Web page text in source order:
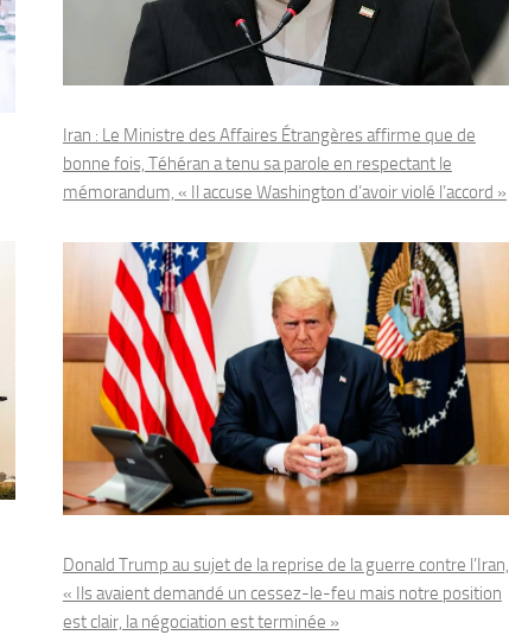
Iran : Le Ministre des Affaires Étrangères affirme que de
bonne fois, Téhéran a tenu sa parole en respectant le
mémorandum, « Il accuse Washington d’avoir violé l’accord »
Donald Trump au sujet de la reprise de la guerre contre l’Iran,
« Ils avaient demandé un cessez-le-feu mais notre position
est clair, la négociation est terminée »